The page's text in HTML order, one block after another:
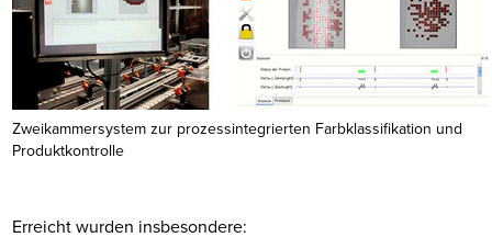
Zweikammersystem zur prozessintegrierten Farbklassifikation und
Produktkontrolle
Erreicht wurden insbesondere: